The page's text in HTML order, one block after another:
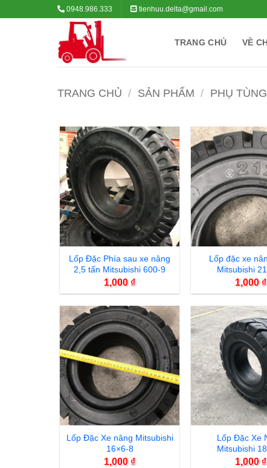
0948.986.333 tienhuu.delta@gmail.com
TRANG CHỦ VỀ
TRANG CHỦ / SẢN PHẨM / PHỤ TÙNG
Lốp Đặc Phía sau xe nâng
2,5 tấn Mitsubishi 600-9
1,000 ₫
Lốp đặc xe
Mitsubishi
1,000 ₫
Lốp Đặc Xe nâng Mitsubishi
16×6-8
1,000 ₫
Lốp Đặc Xe
Mitsubishi
1,000 ₫